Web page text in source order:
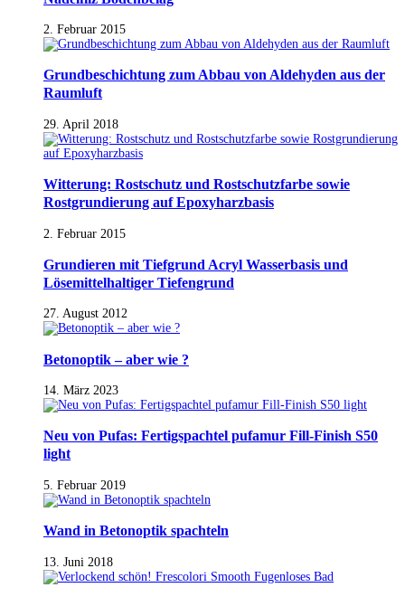
2. Februar 2015
Grundbeschichtung zum Abbau von Aldehyden aus der
Raumluft
29. April 2018
Witterung: Rostschutz und Rostschutzfarbe sowie
Rostgrundierung auf Epoxyharzbasis
2. Februar 2015
Grundieren mit Tiefgrund Acryl Wasserbasis und
Lösemittelhaltiger Tiefengrund
27. August 2012
Betonoptik – aber wie ?
14. März 2023
Neu von Pufas: Fertigspachtel pufamur Fill-Finish S50
light
5. Februar 2019
Wand in Betonoptik spachteln
13. Juni 2018